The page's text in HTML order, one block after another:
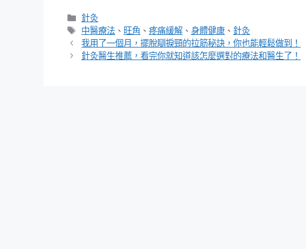
分
類
針灸
標
籤
中醫療法 、 旺角 、疼痛緩解 、身體健康 、 針灸
我用了一個月，擺脫瞓捩頸的拉筋秘訣，你也能輕鬆做到！
針灸醫生推薦，看完你就知道該怎麼選對的療法和醫生了！